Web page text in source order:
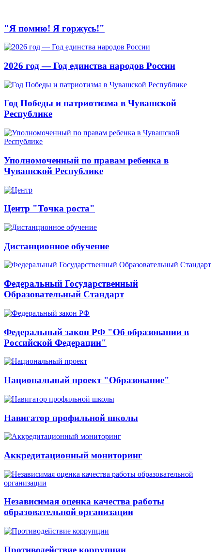
"Я помню! Я горжусь!"
2026 год — Год единства народов России
Год Победы и патриотизма в Чувашской
Республике
Уполномоченный по правам ребенка в
Чувашской Республике
Центр "Точка роста"
Дистанционное обучение
Федеральный Государственный
Образовательный Стандарт
Федеральный закон РФ "Об образовании в
Российской Федерации"
Национальный проект "Образование"
Навигатор профильной школы
Аккредитационный мониторинг
Независимая оценка качества работы
образовательной организации
Противодействие коррупции